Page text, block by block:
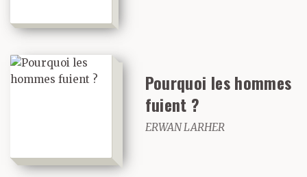
Pourquoi les hommes
fuient ?
ERWAN LARHER